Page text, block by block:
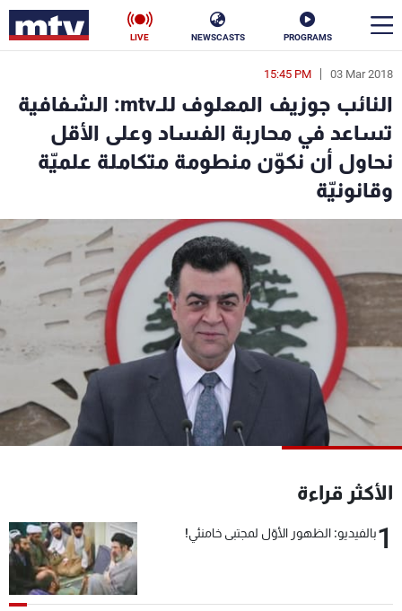
PROGRAMS
NEWSCASTS
LIVE
03 Mar 2018
15:45 PM
النائب جوزيف المعلوف للـmtv: الشفافية
تساعد في محاربة الفساد وعلى الأقل
نحاول أن نكوّن منطومة متكاملة علميّة
وقانونيّة
الأكثر قراءة
1بالفيديو: الظهور الأوّل لمجتبى خامنئي!
en
الأخبار
سياسة ناس
إقتصاد
رياضة
كأس العالم
البرامج
جدول البرامج
شاهد البرامج
الترددات
عن MTV
لاعلاناتكم
شروط الإسـتخدام
سياسة الخصوصية